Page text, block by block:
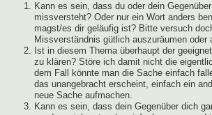
Kann es sein, dass du oder dein
missversteht? Oder nur ein Wort anders
magst/es dir geläufig ist? Bitte versuch
Missverständnis gütlich auszuräumen oder
Ist in diesem Thema überhaupt der
zu klären? Störe ich damit nicht die
dem Fall könnte man die Sache einfach
das unangebracht erscheint, einfach ein
neue Sache aufmachen.
Kann es sein, dass dein Gegenüber dich